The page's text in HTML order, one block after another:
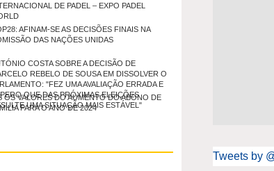
DE PADEL – EXPO PADEL
AFINAM-SE AS DECISÕES FINAIS NA
DAS NAÇÕES UNIDAS
COSTA SOBRE A DECISÃO DE
REBELO DE SOUSA EM DISSOLVER O
"FEZ UMA AVALIAÇÃO ERRADA E
QUE DAS PRÓXIMAS ELEIÇÕES
UMA SITUAÇÃO MAIS ESTÁVEL"
OS VALORES DO AUMENTO DO ABONO DE
PARA O ANO DE 2024
Tweets by